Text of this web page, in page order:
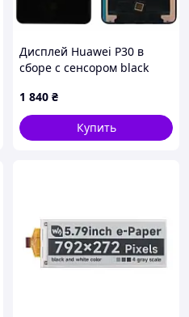
Дисплей Huawei P30 в
сборе с сенсором black
1 840 ₴
Купить